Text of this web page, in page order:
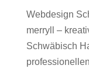
Webdesign
merryll –
Schwäbisch